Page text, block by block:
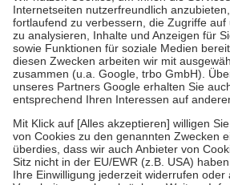
Kosten der Leistung zu entrichten.
Diese Regeln gelten grundsätzlich auch für
Bei Heilmitteln und häuslicher
Zuzahlung zehn Prozent der Kosten sowie
Verordnung.
Um das Engagement der Versicherten für
stärken und die besondere Stellung der
fallenkeine Zuzahlungenan bei:
• Kindern und Jugendlichen bis zum
mit Ausnahme der Fahrkosten
• Untersuchungen zur Vorsorge und